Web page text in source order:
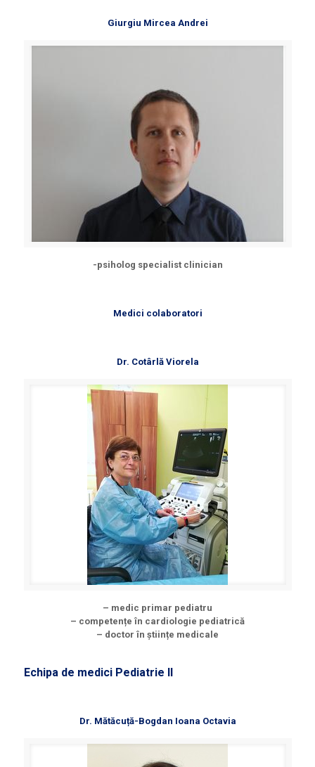
Giurgiu Mircea Andrei
-psiholog specialist clinician
Medici colaboratori
Dr. Cotârlă Viorela
– medic primar pediatru
– competențe în cardiologie pediatrică
– doctor în științe medicale
Echipa de medici Pediatrie II
Dr. Mătăcuță-Bogdan Ioana Octavia